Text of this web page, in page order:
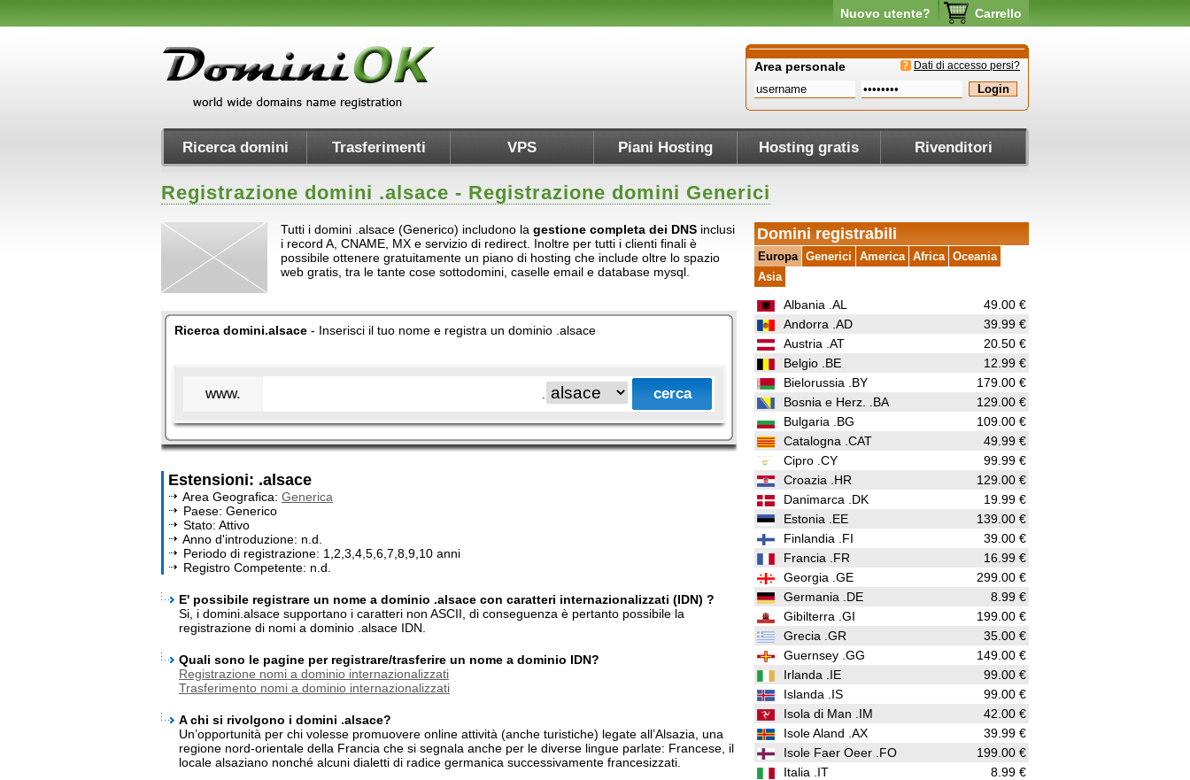
Nuovo utente? Carrello
Dati di accesso persi?
Area personale
Ricerca domini Trasferimenti VPS Piani Hosting Hosting gratis Rivenditori
Registrazione domini .alsace - Registrazione domini Generici
Tutti i domini .alsace (Generico) includono la gestione completa dei DNS inclusi
i record A, CNAME, MX e servizio di redirect. Inoltre per tutti i clienti finali è
possibile ottenere gratuitamente un piano di hosting che include oltre lo spazio
web gratis, tra le tante cose sottodomini, caselle email e database mysql.
Ricerca domini.alsace - Inserisci il tuo nome e registra un dominio .alsace
www.
Estensioni: .alsace
Area Geografica: Generica
Paese: Generico
Stato: Attivo
Anno d'introduzione: n.d.
Periodo di registrazione: 1,2,3,4,5,6,7,8,9,10 anni
Registro Competente: n.d.
E' possibile registrare un nome a dominio .alsace con caratteri internazionalizzati (IDN) ?
Si, i domini.alsace supportano i caratteri non ASCII, di conseguenza è pertanto possibile la
registrazione di nomi a dominio .alsace IDN.
Quali sono le pagine per registrare/trasferire un nome a dominio IDN?
Registrazione nomi a dominio internazionalizzati
Trasferimento nomi a dominio internazionalizzati
A chi si rivolgono i domini .alsace?
Un’opportunità per chi volesse promuovere online attività (anche turistiche) legate all’Alsazia, una
regione nord-orientale della Francia che si segnala anche per le diverse lingue parlate: Francese, il
locale alsaziano nonché alcuni dialetti di radice germanica successivamente francesizzati.
Domini registrabili
Europa Generici America Africa Oceania
Asia
Albania .AL
49.00 €
Andorra .AD
39.99 €
Austria .AT
20.50 €
Belgio .BE
12.99 €
Bielorussia .BY
179.00 €
Bosnia e Herz. .BA
129.00 €
Bulgaria .BG
109.00 €
Catalogna .CAT
49.99 €
Cipro .CY
99.99 €
Croazia .HR
129.00 €
Danimarca .DK
19.99 €
Estonia .EE
139.00 €
Finlandia .FI
39.00 €
Francia .FR
16.99 €
Georgia .GE
299.00 €
Germania .DE
8.99 €
Gibilterra .GI
199.00 €
Grecia .GR
35.00 €
Guernsey .GG
149.00 €
Irlanda .IE
99.00 €
Islanda .IS
99.00 €
Isola di Man .IM
42.00 €
Isole Aland .AX
39.99 €
Isole Faer Oeer .FO
199.00 €
Italia .IT
8.99 €